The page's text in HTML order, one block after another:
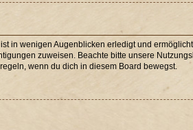
in wenigen Augenblicken erledigt und
zuweisen. Beachte bitte unsere
wenn du dich in diesem Board bewegst.